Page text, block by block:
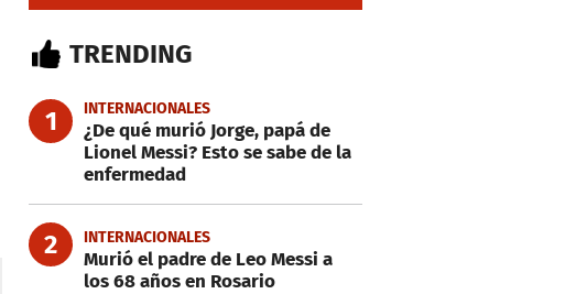
TRENDING
1 INTERNACIONALES
¿De qué murió Jorge, papá de
Lionel Messi? Esto se sabe de la
enfermedad
2 INTERNACIONALES
Murió el padre de Leo Messi a
los 68 años en Rosario